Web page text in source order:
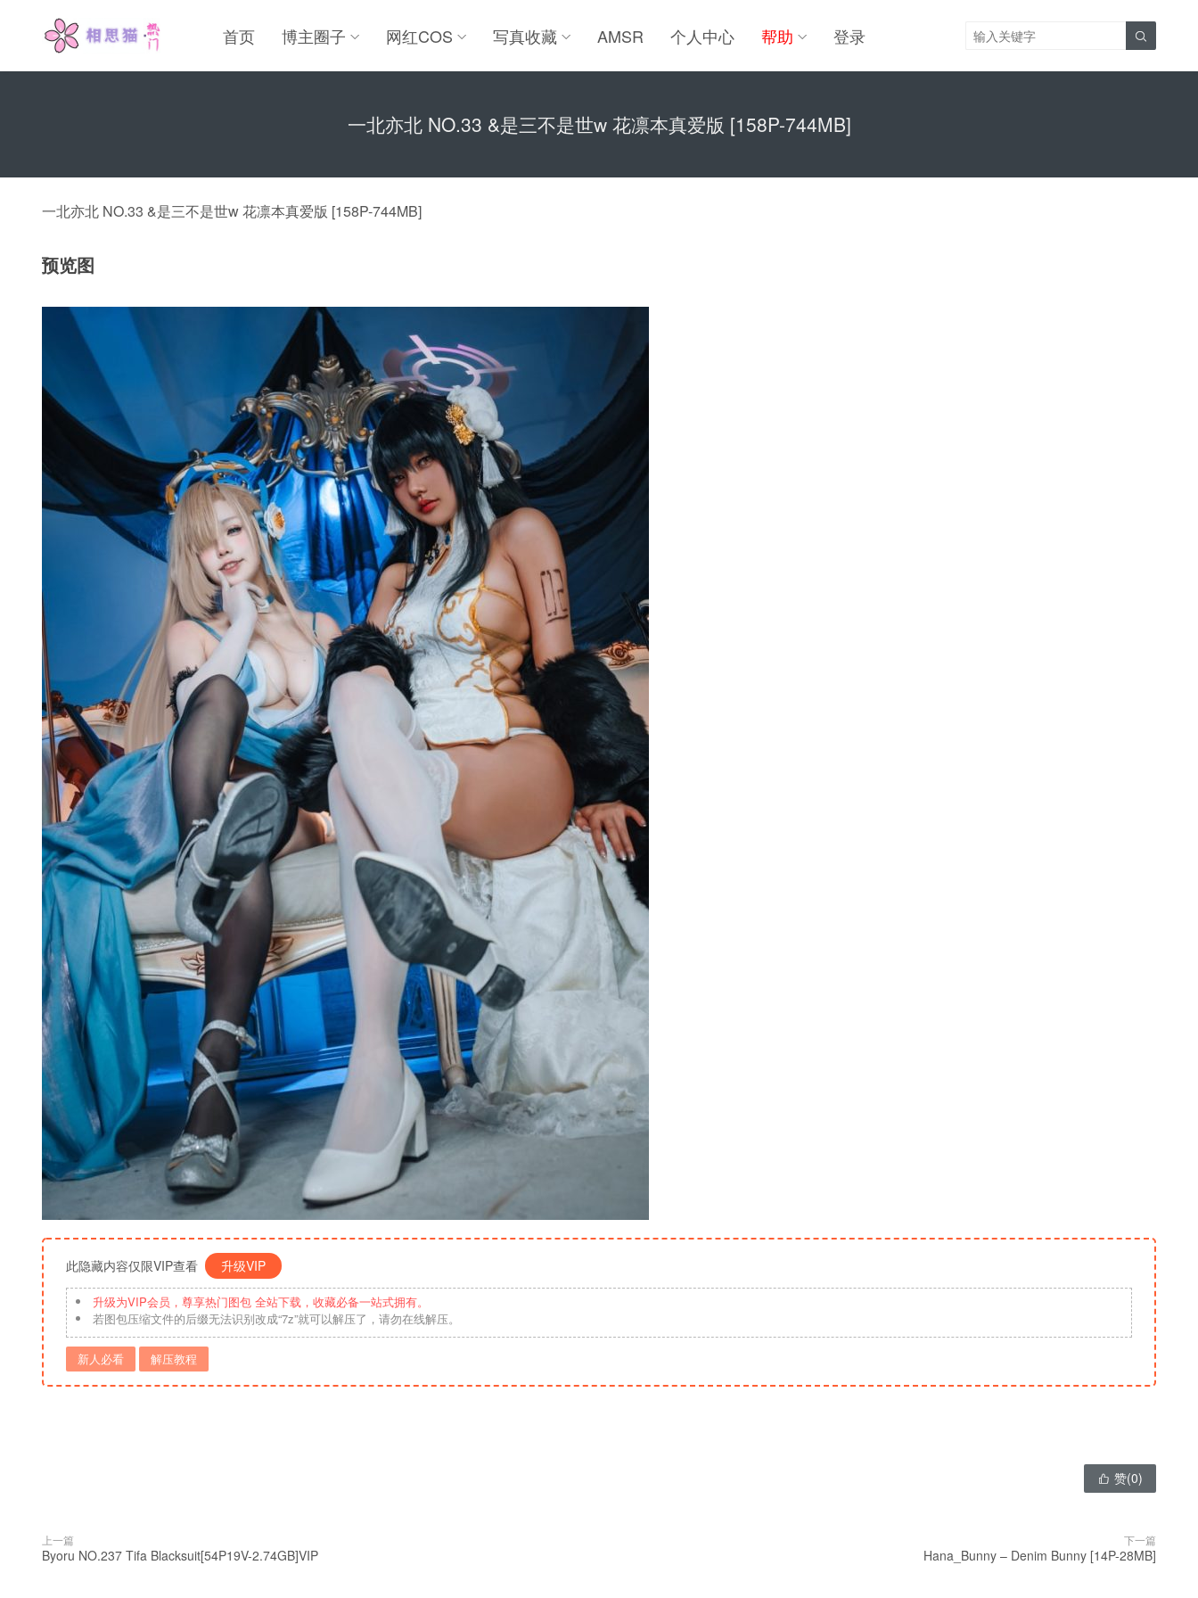
首页 博主圈子 网红COS 写真收藏 AMSR 个人中心 帮助 登录 
一北亦北 NO.33 &是三不是世w 花凛本真爱版 [158P-744MB]
一北亦北 NO.33 &是三不是世w 花凛本真爱版 [158P-744MB]
预览图
此隐藏内容仅限VIP查看 升级VIP
升级为VIP会员，尊享热门图包 全站下载，收藏必备一站式拥有。
若图包压缩文件的后缀无法识别改成“7z”就可以解压了，请勿在线解压。
新人必看 解压教程
 赞(0)
上一篇
Byoru NO.237 Tifa Blacksuit[54P19V-2.74GB]VIP
下一篇
Hana_Bunny – Denim Bunny [14P-28MB]